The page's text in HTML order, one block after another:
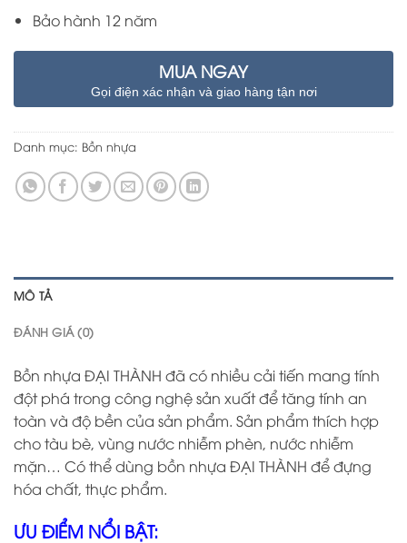
Bảo hành 12 năm
MUA NGAY
Gọi điện xác nhận và giao hàng tận nơi
Danh mục: Bồn nhựa
MÔ TẢ
ĐÁNH GIÁ (0)
Bồn nhựa ĐẠI THÀNH đã có nhiều cải tiến mang tính
đột phá trong công nghệ sản xuất để tăng tính an
toàn và độ bền của sản phẩm. Sản phẩm thích hợp
cho tàu bè, vùng nước nhiễm phèn, nước nhiễm
mặn… Có thể dùng bồn nhựa ĐẠI THÀNH để đựng
hóa chất, thực phẩm.
ƯU ĐIỂM NỔI BẬT: